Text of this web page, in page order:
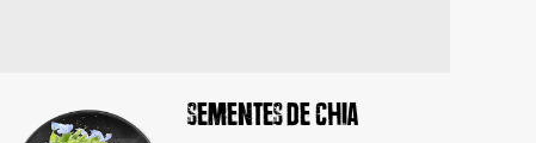
Sementes de chia